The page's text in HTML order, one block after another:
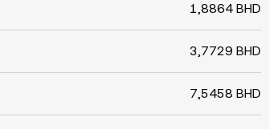
1,8864 BHD
3,7729 BHD
7,5458 BHD